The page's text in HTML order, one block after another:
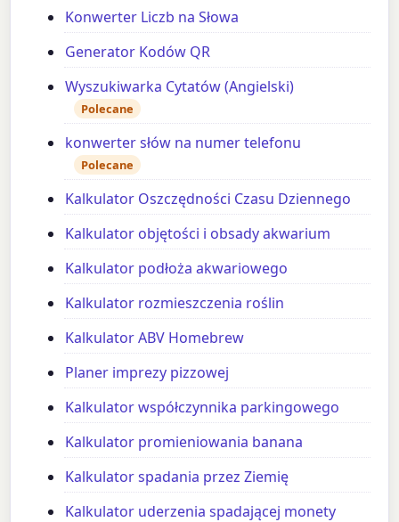
Konwerter Liczb na Słowa
Generator Kodów QR
Wyszukiwarka Cytatów (Angielski)
Polecane
konwerter słów na numer telefonu
Polecane
Kalkulator Oszczędności Czasu Dziennego
Kalkulator objętości i obsady akwarium
Kalkulator podłoża akwariowego
Kalkulator rozmieszczenia roślin
Kalkulator ABV Homebrew
Planer imprezy pizzowej
Kalkulator współczynnika parkingowego
Kalkulator promieniowania banana
Kalkulator spadania przez Ziemię
Kalkulator uderzenia spadającej monety